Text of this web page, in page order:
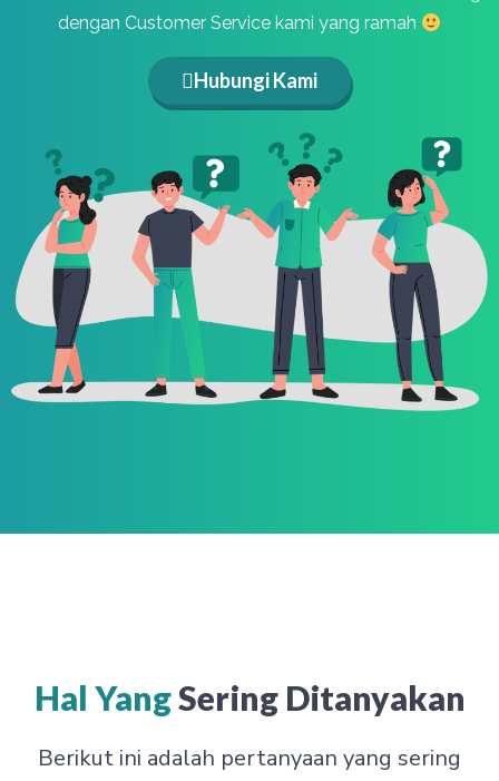
dengan Customer Service kami yang ramah
Hubungi Kami
Hal YangSering Ditanyakan
Berikut ini adalah pertanyaan yang sering